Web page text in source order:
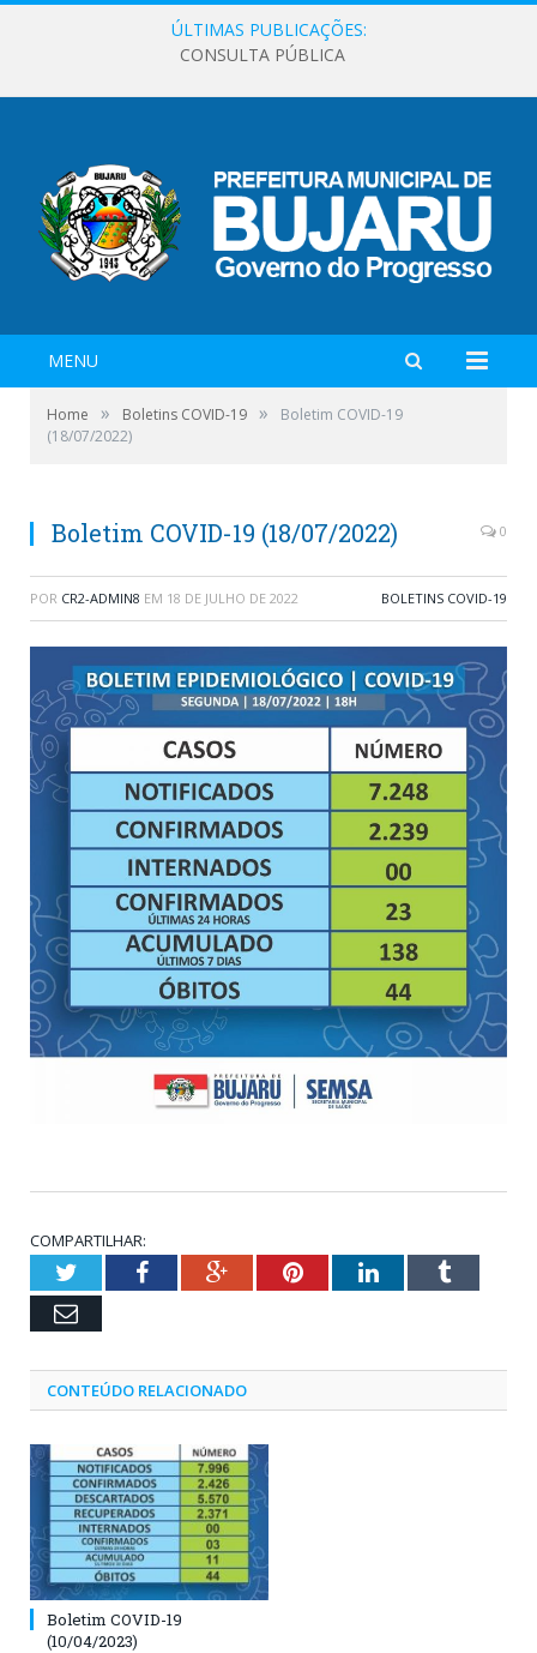
ÚLTIMAS PUBLICAÇÕES:
CONSULTA PÚBLICA
MENU
Home » Boletins COVID-19 »
Boletim COVID-19
(18/07/2022)
Boletim COVID-19 (18/07/2022) 0
POR CR2-ADMIN8 EM 18 DE JULHO DE 2022 BOLETINS COVID-19
COMPARTILHAR:
TwitterFacebookGoogle+PinterestLinkedInTumblr
Email
CONTEÚDO RELACIONADO
Boletim COVID-19
(10/04/2023)